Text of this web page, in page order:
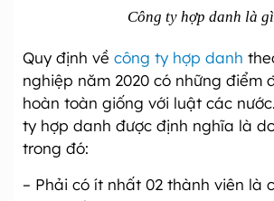
Công ty hợp danh là
Quy định về công ty hợp danh
nghiệp năm 2020 có những điểm
hoàn toàn giống với luật các
ty hợp danh được định nghĩa là
trong đó:
– Phải có ít nhất 02 thành viên là